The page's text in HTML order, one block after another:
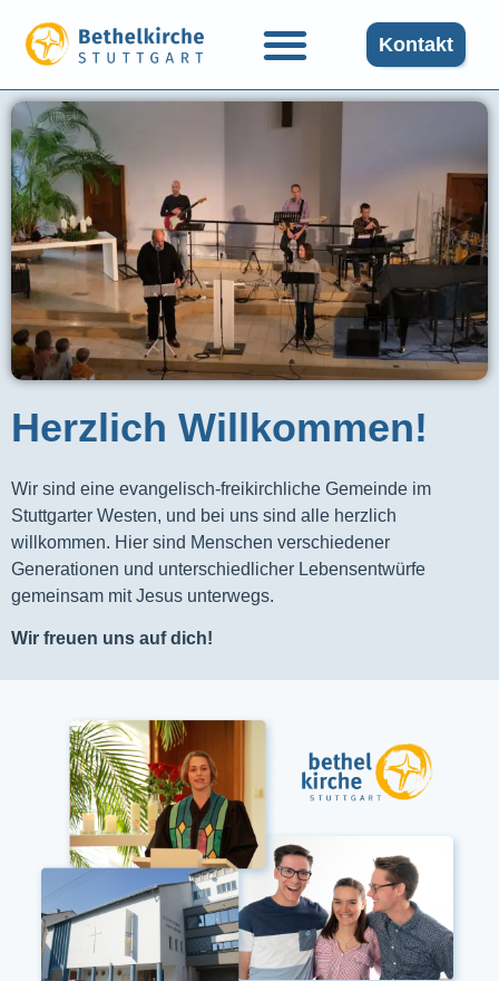
Kontakt
Herzlich Willkommen!
Wir sind eine evangelisch-freikirchliche Gemeinde im
Stuttgarter Westen, und bei uns sind alle herzlich
willkommen. Hier sind Menschen verschiedener
Generationen und unterschiedlicher Lebensentwürfe
gemeinsam mit Jesus unterwegs.
Wir freuen uns auf dich!